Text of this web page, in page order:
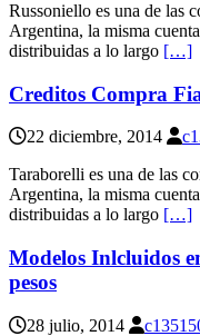
Russoniello es una de las
Argentina, la misma
distribuidas a lo largo […]
Creditos Compra
22 diciembre, 2014
Taraborelli es una de las
Argentina, la misma
distribuidas a lo largo […]
Modelos Inlcluidos
pesos
28 julio, 2014